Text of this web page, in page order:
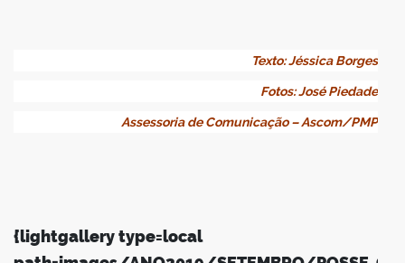
Texto: Jéssica Borges
Fotos: José Piedade
Assessoria de Comunicação – Ascom/PMP
{lightgallery type=local